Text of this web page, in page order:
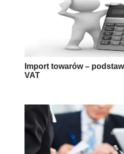
Import towarów –
VAT